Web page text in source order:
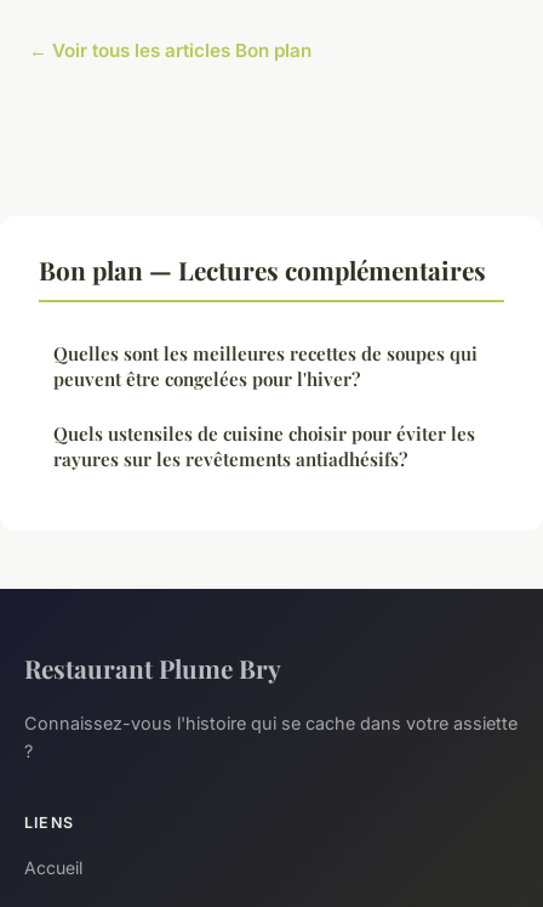
← Voir tous les articles Bon plan
Bon plan — Lectures complémentaires
Quelles sont les meilleures recettes de soupes qui
peuvent être congelées pour l'hiver?
Quels ustensiles de cuisine choisir pour éviter les
rayures sur les revêtements antiadhésifs?
Restaurant Plume Bry
Connaissez-vous l'histoire qui se cache dans votre assiette
?
LIENS
Accueil